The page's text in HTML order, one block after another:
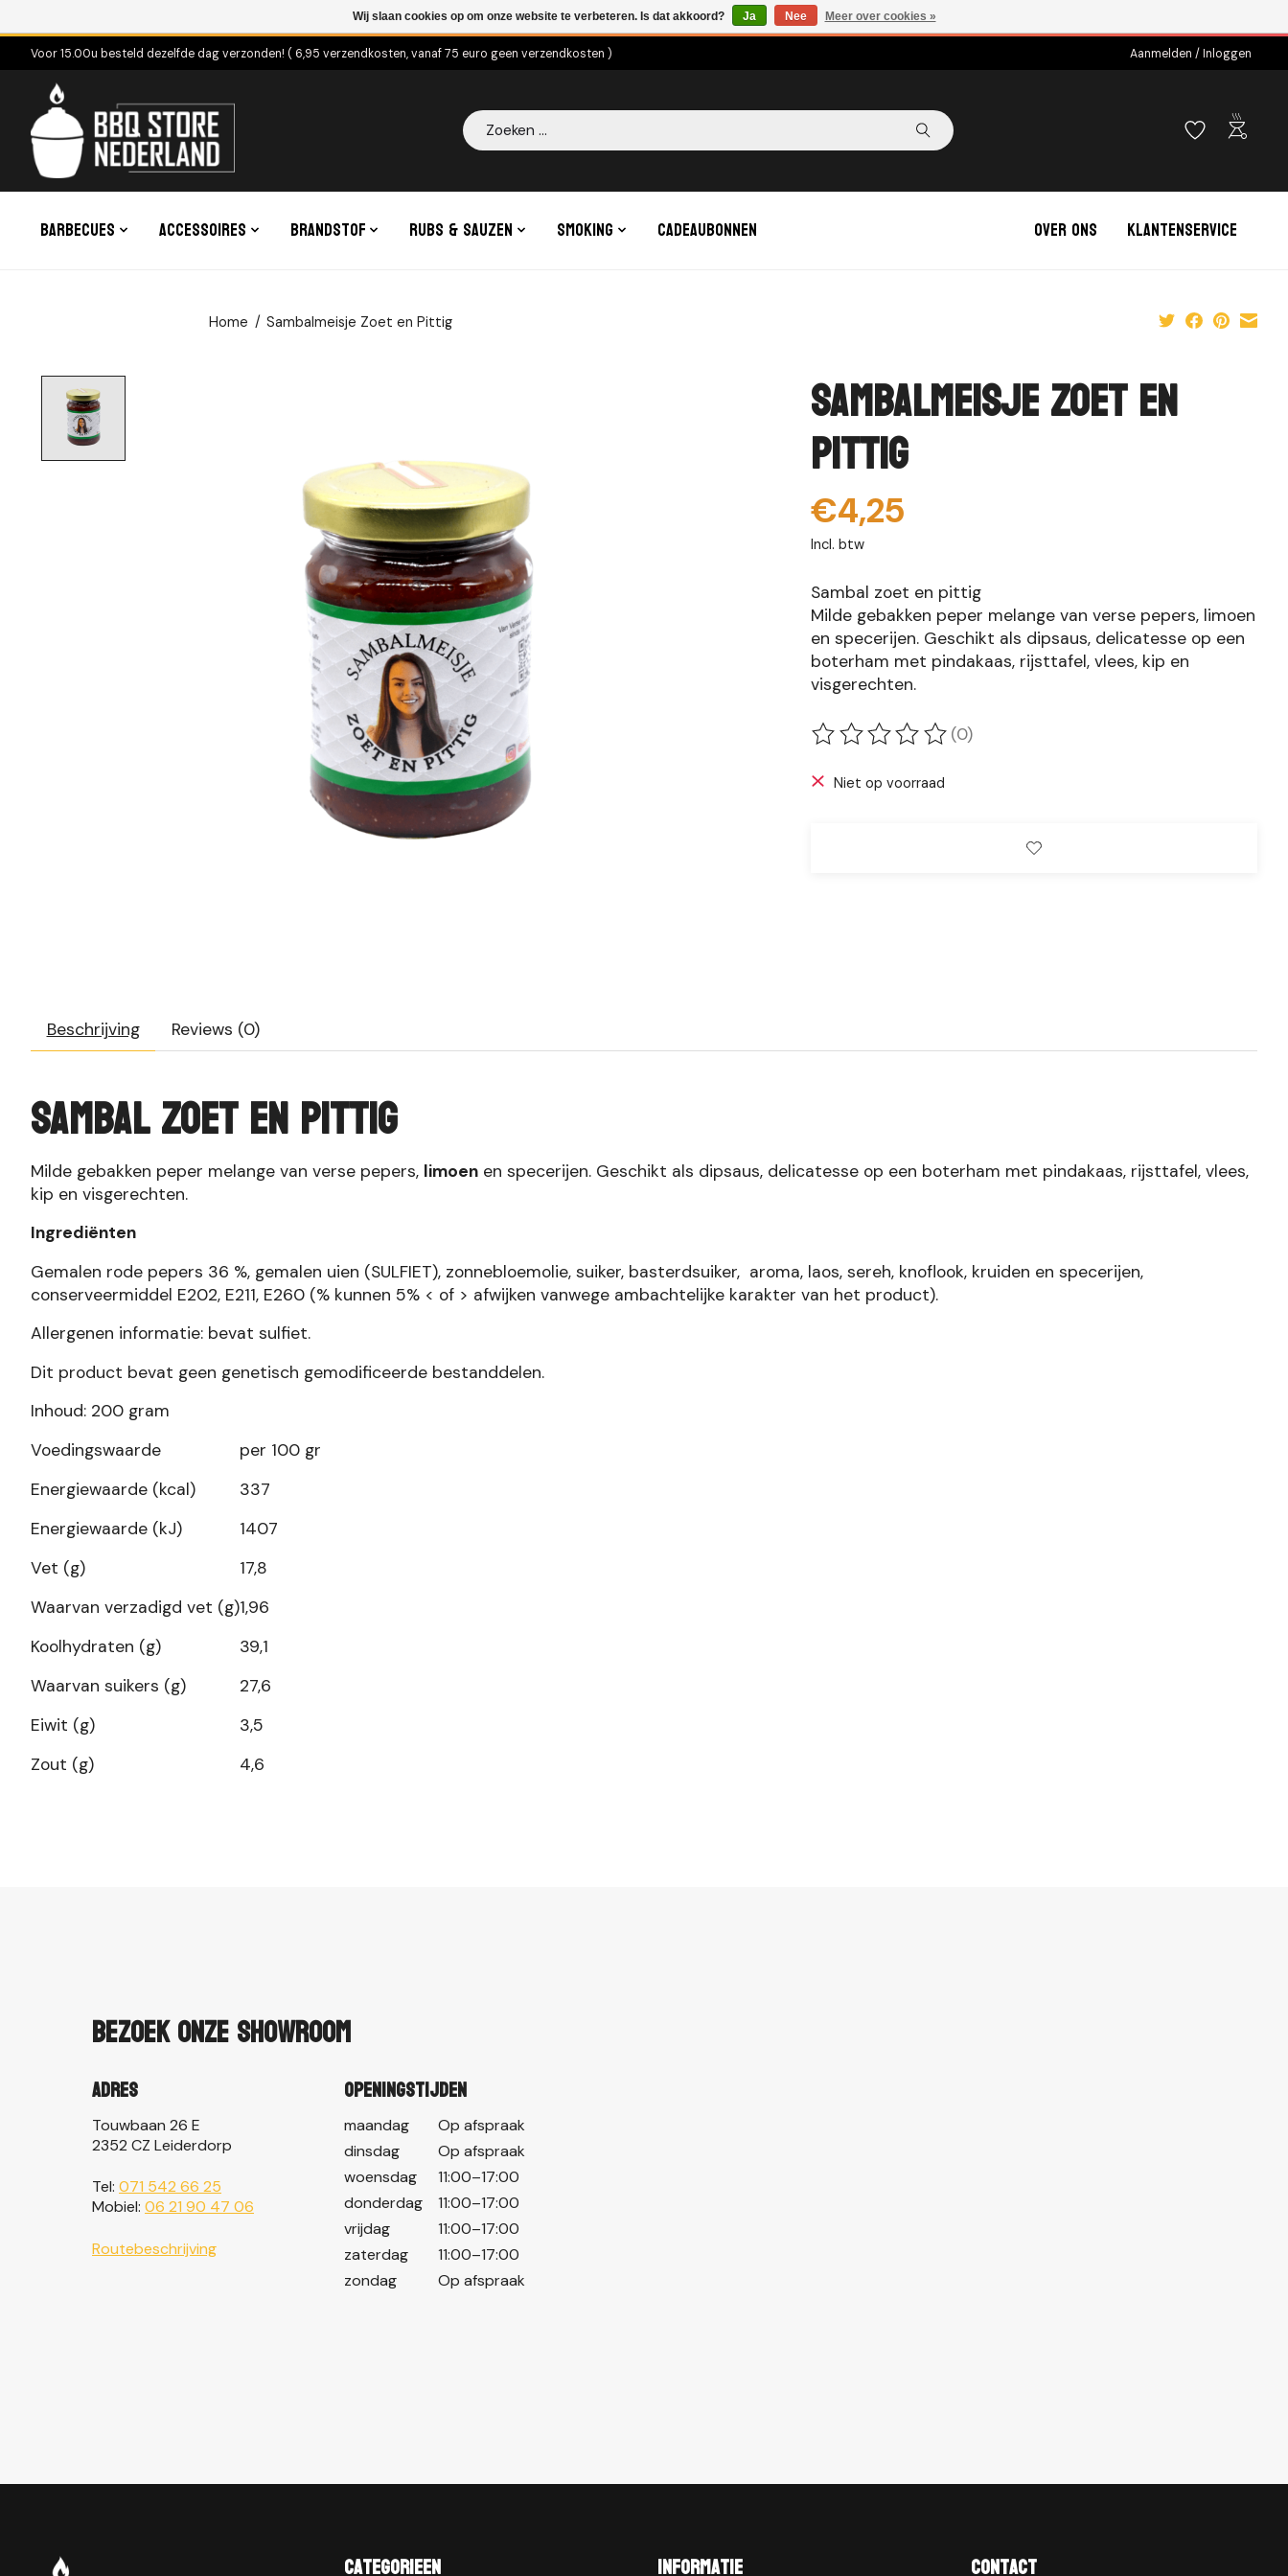
Voor 15.00u besteld dezelfde dag verzonden! ( 6,95 verzendkosten, vanaf 75 euro geen verzendkosten ) Aanmelden / Inloggen
Zoeken outdoor_grill
Barbecues Accessoires Brandstof Rubs & Sauzen Smoking Cadeaubonnen Over ons Klantenservice
Home / Sambalmeisje Zoet en Pittig
Sambalmeisje Zoet en
Pittig
€4,25
Incl. btw
Sambal zoet en pittig
Milde gebakken peper melange van verse pepers, limoen
en specerijen. Geschikt als dipsaus, delicatesse op een
boterham met pindakaas, rijsttafel, vlees, kip en
visgerechten.
De beoordeling van dit product is
(0)
Niet op voorraad
Beschrijving Reviews (0)
Sambal zoet en pittig
Milde gebakken peper melange van verse pepers, limoen en specerijen. Geschikt als dipsaus, delicatesse op een boterham met pindakaas, rijsttafel, vlees,
kip en visgerechten.
Ingrediënten
Gemalen rode pepers 36 %, gemalen uien (SULFIET), zonnebloemolie, suiker, basterdsuiker, aroma, laos, sereh, knoflook, kruiden en specerijen,
conserveermiddel E202, E211, E260 (% kunnen 5% < of > afwijken vanwege ambachtelijke karakter van het product).
Allergenen informatie: bevat sulfiet.
Dit product bevat geen genetisch gemodificeerde bestanddelen.
Inhoud: 200 gram
Voedingswaarde
per 100 gr
Energiewaarde (kcal)
337
Energiewaarde (kJ)
1407
Vet (g)
17,8
Waarvan verzadigd vet (g)1,96
Koolhydraten (g)
39,1
Waarvan suikers (g)
27,6
Eiwit (g)
3,5
Zout (g)
4,6
Bezoek onze showroom
Adres
Touwbaan 26 E
2352 CZ Leiderdorp
Tel: 071 542 66 25
Mobiel: 06 21 90 47 06
Routebeschrijving
Openingstijden
maandag
Op afspraak
dinsdag
Op afspraak
woensdag
11:00–17:00
donderdag
11:00–17:00
vrijdag
11:00–17:00
zaterdag
11:00–17:00
zondag
Op afspraak
Categorieen Informatie Contact
Wij slaan cookies op om onze website te verbeteren. Is dat akkoord? Ja Nee Meer over cookies »